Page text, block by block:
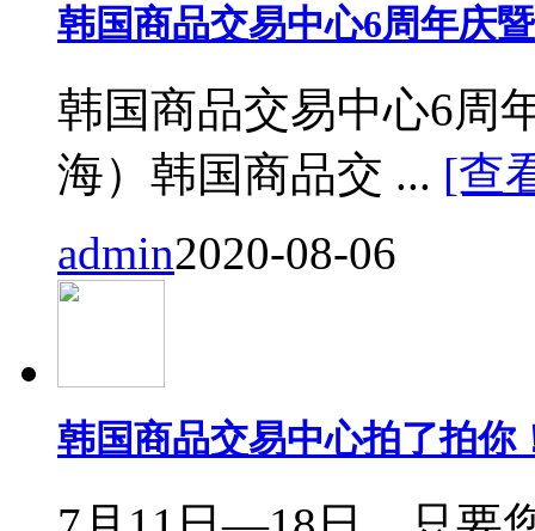
韩国商品交易中心6周年庆
韩国商品交易中心6周
海）韩国商品交 ... [查
admin2020-08-06
韩国商品交易中心拍了拍你